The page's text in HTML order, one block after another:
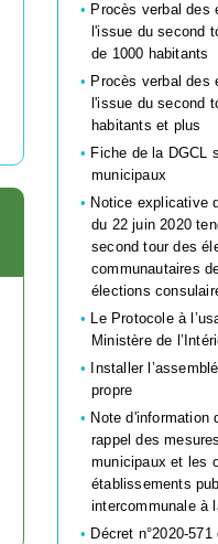
Procès verbal des
l'issue du second
de 1000 habitants
Procès verbal des
l'issue du second
habitants et plus
Fiche de la DGCL
municipaux
Notice explicative
du 22 juin 2020
second tour des
communautaires
élections
Le Protocole à
Ministère de
Installer
propre
Note d'information
rappel des
municipaux et les
établissements
intercommunale à
Décret n°2020-